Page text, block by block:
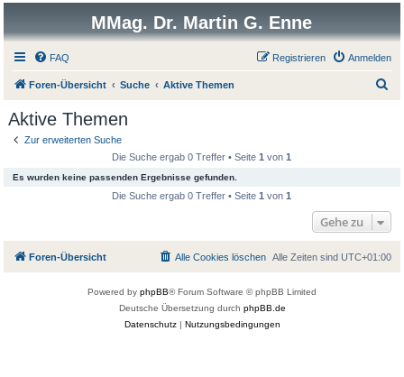
MMag. Dr. Martin G. Enne
FAQ Anmelden
Registrieren
Foren-Übersicht Suche Aktive Themen
Aktive Themen
Zur erweiterten Suche
Die Suche ergab 0 Treffer • Seite1 von1
Es wurden keine passenden Ergebnisse gefunden.
Die Suche ergab 0 Treffer • Seite1 von1
Gehe zu
Foren-Übersicht Alle Zeiten sind UTC+01:00
Alle Cookies löschen
Powered by phpBB® Forum Software © phpBB Limited
Deutsche Übersetzung durch phpBB.de
Datenschutz| Nutzungsbedingungen